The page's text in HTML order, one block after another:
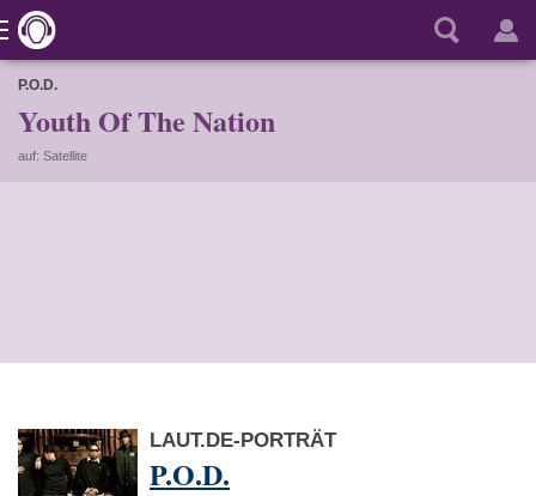
P.O.D.
Youth Of The Nation
auf: Satellite
LAUT.DE-PORTRÄT
P.O.D.